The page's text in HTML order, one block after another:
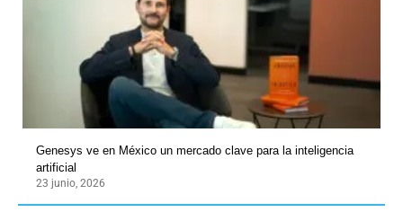
Genesys ve en México un mercado clave para la inteligencia
artificial
23 junio, 2026